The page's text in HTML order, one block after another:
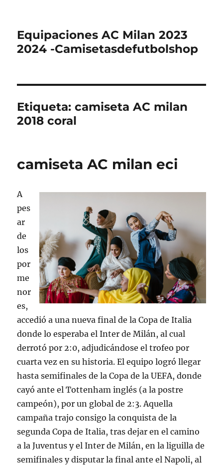
Equipaciones AC Milan 2023
2024 -Camisetasdefutbolshop
Etiqueta:camiseta AC milan
2018 coral
camiseta AC milan eci
A
pes
ar
de
los
por
me
nor
es,
accedió a una nueva final de la Copa de Italia
donde lo esperaba el Inter de Milán, al cual
derrotó por 2:0, adjudicándose el trofeo por
cuarta vez en su historia. El equipo logró llegar
hasta semifinales de la Copa de la UEFA, donde
cayó ante el Tottenham inglés (a la postre
campeón), por un global de 2:3. Aquella
campaña trajo consigo la conquista de la
segunda Copa de Italia, tras dejar en el camino
a la Juventus y el Inter de Milán, en la liguilla de
semifinales y disputar la final ante el Napoli, al